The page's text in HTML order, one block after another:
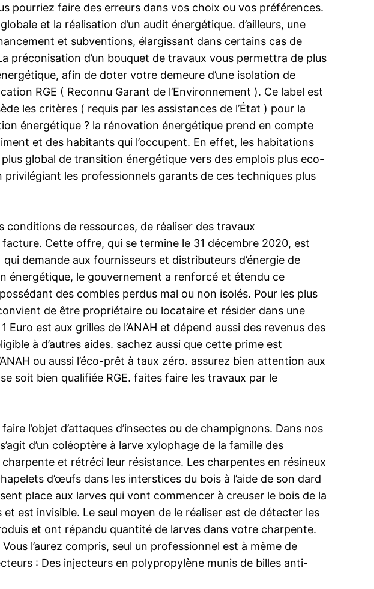
pourriez faire des erreurs dans vos choix ou vos préférences.
et la réalisation d’un audit énergétique. d’ailleurs, une
et subventions, élargissant dans certains cas de
préconisation d’un bouquet de travaux vous permettra de plus
afin de doter votre demeure d’une isolation de
RGE ( Reconnu Garant de l’Environnement ). Ce label est
les critères ( requis par les assistances de l’État ) pour la
énergétique ? la rénovation énergétique prend en compte
et des habitants qui l’occupent. En effet, les habitations
global de transition énergétique vers des emplois plus eco-
les professionnels garants de ces techniques plus
conditions de ressources, de réaliser des travaux
Cette offre, qui se termine le 31 décembre 2020, est
demande aux fournisseurs et distributeurs d’énergie de
énergétique, le gouvernement a renforcé et étendu ce
des combles perdus mal ou non isolés. Pour les plus
de être propriétaire ou locataire et résider dans une
est aux grilles de l’ANAH et dépend aussi des revenus des
à d’autres aides. sachez aussi que cette prime est
ou aussi l’éco-prêt à taux zéro. assurez bien attention aux
soit bien qualifiée RGE. faites faire les travaux par le
l’objet d’attaques d’insectes ou de champignons. Dans nos
d’un coléoptère à larve xylophage de la famille des
et rétréci leur résistance. Les charpentes en résineux
d’œufs dans les interstices du bois à l’aide de son dard
place aux larves qui vont commencer à creuser le bois de la
est invisible. Le seul moyen de le réaliser est de détecter les
et ont répandu quantité de larves dans votre charpente.
l’aurez compris, seul un professionnel est à même de
: Des injecteurs en polypropylène munis de billes anti-